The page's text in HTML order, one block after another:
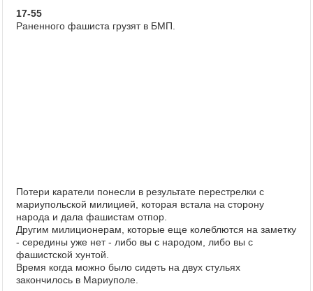
17-55
Раненного фашиста грузят в БМП.
Потери каратели понесли в результате перестрелки с
мариупольской милицией, которая встала на сторону
народа и дала фашистам отпор.
Другим милиционерам, которые еще колеблются на заметку
- середины уже нет - либо вы с народом, либо вы с
фашистской хунтой.
Время когда можно было сидеть на двух стульях
закончилось в Мариуполе.